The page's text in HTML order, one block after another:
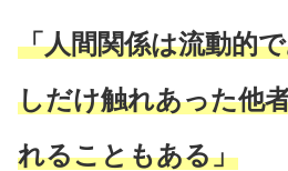
「人間関係は流動的
しだけ触れあった他
れることもある」